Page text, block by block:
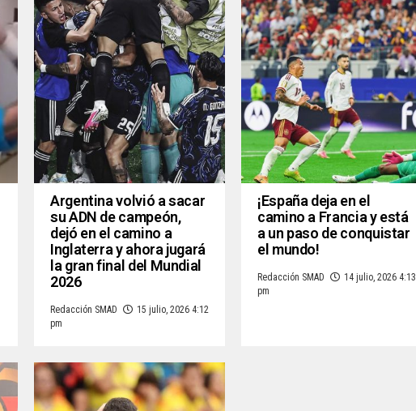
Argentina volvió a sacar
su ADN de campeón,
dejó en el camino a
Inglaterra y ahora jugará
la gran final del Mundial
2026
Redacción SMAD
15 julio, 2026 4:12
pm
¡España deja en el
camino a Francia y está
a un paso de conquistar
el mundo!
Redacción SMAD
14 julio, 2026 4:13
pm